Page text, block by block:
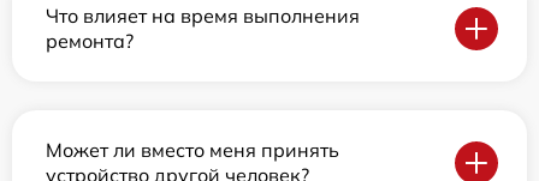
Что влияет на время выполнения
ремонта?
Может ли вместо меня принять
устройство другой человек?